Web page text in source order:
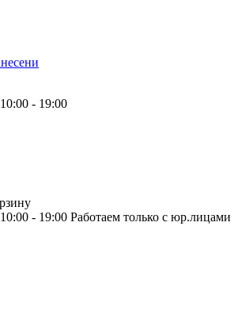
- 19:00
- 19:00 Работаем только с юр.лицами